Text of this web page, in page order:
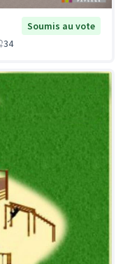
Soumis au vote
34